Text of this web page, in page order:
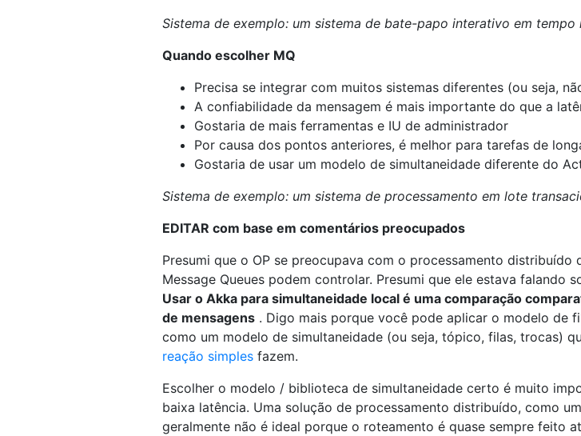
Sistema de exemplo: um sistema de bate-papo interativo em tempo
Quando escolher MQ
Precisa se integrar com muitos sistemas diferentes (ou seja,
A confiabilidade da mensagem é mais importante do que a
Gostaria de mais ferramentas e IU de administrador
Por causa dos pontos anteriores, é melhor para tarefas de
Gostaria de usar um modelo de simultaneidade diferente do
Sistema de exemplo: um sistema de processamento em lote
EDITAR com base em comentários preocupados
Presumi que o OP se preocupava com o processamento distribuído
Message Queues podem controlar. Presumi que ele estava falando
Usar o Akka para simultaneidade local é uma comparação
de mensagens . Digo mais porque você pode aplicar o modelo de
como um modelo de simultaneidade (ou seja, tópico, filas, trocas)
reação simples fazem.
Escolher o modelo / biblioteca de simultaneidade certo é muito
baixa latência. Uma solução de processamento distribuído, como
geralmente não é ideal porque o roteamento é quase sempre feito